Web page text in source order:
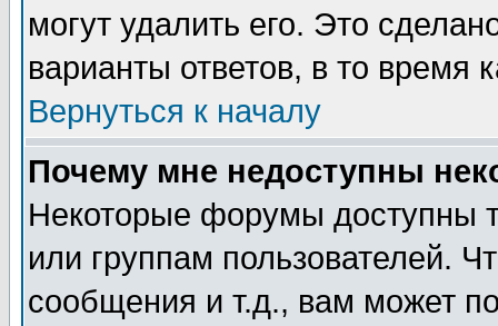
могут удалить его. Это
варианты ответов, в то время
Вернуться к началу
Почему мне недоступны
Некоторые форумы доступны
или группам пользователей.
сообщения и т.д., вам может